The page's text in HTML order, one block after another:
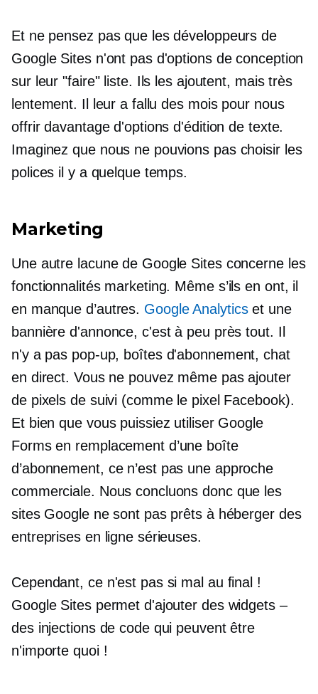
Et ne pensez pas que les développeurs de
Google Sites n'ont pas d'options de conception
sur leur"faire"liste. Ils les ajoutent, mais très
lentement. Il leur a fallu des mois pour nous
offrir davantage d'options d'édition de texte.
Imaginez que nous ne pouvions pas choisir les
polices il y a quelque temps.
Marketing
Une autre lacune de Google Sites concerne les
fonctionnalités marketing. Même s’ils en ont, il
en manque d’autres. Google Analyticset une
bannière d'annonce, c'est à peu près tout. Il
n'y a pas pop-up, boîtes d'abonnement, chat
en direct. Vous ne pouvez même pas ajouter
de pixels de suivi (comme le pixel Facebook).
Et bien que vous puissiez utiliser Google
Forms en remplacement d’une boîte
d’abonnement, ce n’est pas une approche
commerciale. Nous concluons donc que les
sites Google ne sont pas prêts à héberger des
entreprises en ligne sérieuses.
Cependant, ce n'est pas si mal au final !
Google Sites permet d'ajouter des widgets –
des injections de code qui peuvent être
n'importe quoi !